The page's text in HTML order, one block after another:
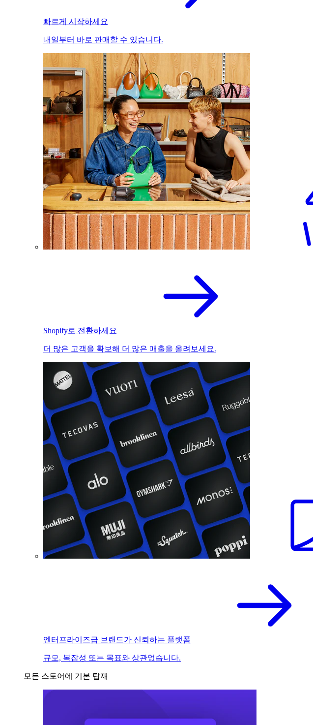
빠르게 시작하세요
내일부터 바로 판매할 수 있습니다.
Shopify로 전환하세요
더 많은 고객을 확보해 더 많은 매출을 올려보세요.
엔터프라이즈급 브랜드가 신뢰하는 플랫폼
규모, 복잡성 또는 목표와 상관없습니다.
모든 스토어에 기본 탑재